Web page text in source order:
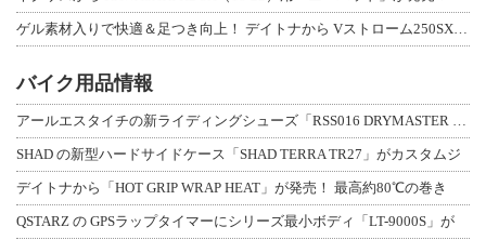
バイク用品情報
SHAD の新型ハードサイドケース「SHAD TERRA TR27」がカスタムジ
デイトナから「HOT GRIP WRAP HEAT」が発売！ 最高約80℃の巻き
QSTARZ の GPSラップタイマーにシリーズ最小ボディ「LT-9000S」が